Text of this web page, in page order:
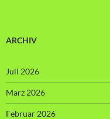
ARCHIV
Juli 2026
März 2026
Februar 2026